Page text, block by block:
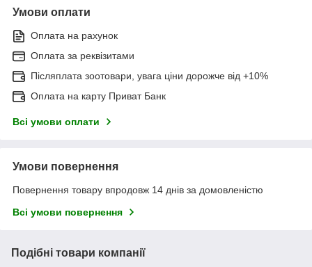
Умови оплати
Оплата на рахунок
Оплата за реквізитами
Післяплата зоотовари, увага ціни дорожче від +10%
Оплата на карту Приват Банк
Всі умови оплати
Умови повернення
Повернення товару впродовж 14 днів за домовленістю
Всі умови повернення
Подібні товари компанії